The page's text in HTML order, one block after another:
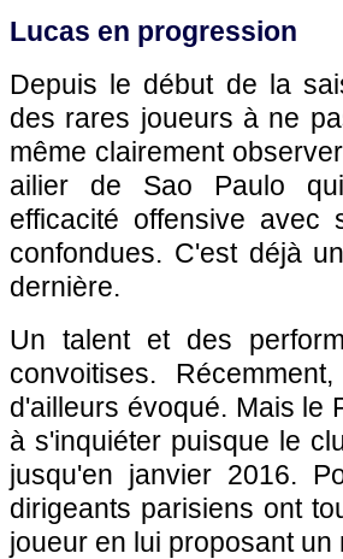
Lucas en progression
Depuis le début de la
des rares joueurs à ne
même clairement
ailier de Sao Paulo
efficacité offensive avec
confondues. C'est déjà
dernière.
Un talent et des
convoitises.
d'ailleurs évoqué. Mais le
à s'inquiéter puisque le
jusqu'en janvier 2016.
dirigeants parisiens ont
joueur en lui proposant